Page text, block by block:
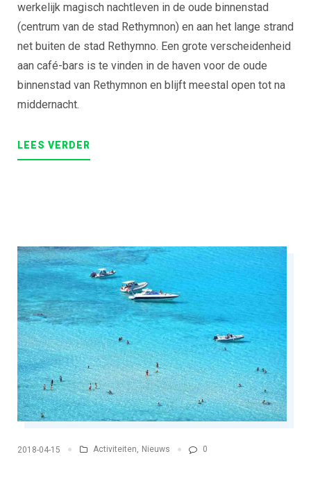
werkelijk magisch nachtleven in de oude binnenstad
(centrum van de stad Rethymnon) en aan het lange strand
net buiten de stad Rethymno. Een grote verscheidenheid
aan café-bars is te vinden in de haven voor de oude
binnenstad van Rethymnon en blijft meestal open tot na
middernacht.
LEES “NIGHTLIFE
IN
&
RETHYMNO
BEACH)”
VERDER
2018-04-15 Activiteiten, Nieuws 0